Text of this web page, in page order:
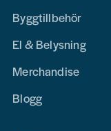
Byggtillbehör
El & Belysning
Merchandise
Blogg